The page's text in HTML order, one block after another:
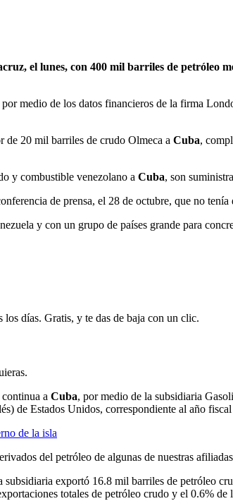
el lunes, con 400 mil barriles de petróleo
medio de los datos financieros de la firma
de 20 mil barriles de crudo Olmeca a Cuba,
y combustible venezolano a Cuba, son
de prensa, el 28 de octubre, que no
y con un grupo de países grande para
días. Gratis, y te das de baja con un clic.
a Cuba, por medio de la subsidiaria
de Estados Unidos, correspondiente al año
de la isla
del petróleo de algunas de nuestras
exportó 16.8 mil barriles de petróleo
totales de petróleo crudo y el 0.6% de